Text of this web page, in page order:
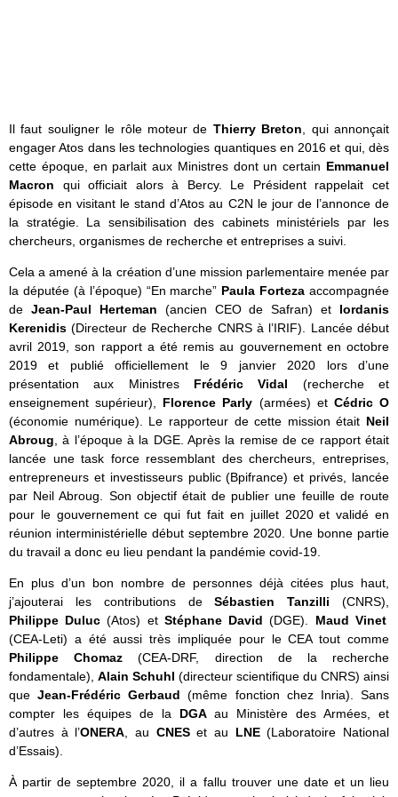
Il faut souligner le rôle moteur de Thierry Breton, qui annonçait
engager Atos dans les technologies quantiques en 2016 et qui, dès
cette époque, en parlait aux Ministres dont un certain Emmanuel
Macron qui officiait alors à Bercy. Le Président rappelait cet
épisode en visitant le stand d’Atos au C2N le jour de l’annonce de
la stratégie. La sensibilisation des cabinets ministériels par les
chercheurs, organismes de recherche et entreprises a suivi.
Cela a amené à la création d’une mission parlementaire menée par
la députée (à l’époque) “En marche” Paula Forteza accompagnée
de Jean-Paul Herteman (ancien CEO de Safran) et Iordanis
Kerenidis(Directeur de Recherche CNRS à l’IRIF). Lancée début
avril 2019, son rapport a été remis au gouvernement en octobre
2019 et publié officiellement le 9 janvier 2020 lors d’une
présentation aux Ministres Frédéric Vidal (recherche et
enseignement supérieur), Florence Parly (armées) et Cédric O
(économie numérique). Le rapporteur de cette mission était Neil
Abroug, à l’époque à la DGE. Après la remise de ce rapport était
lancée une task force ressemblant des chercheurs, entreprises,
entrepreneurs et investisseurs public (Bpifrance) et privés, lancée
par Neil Abroug. Son objectif était de publier une feuille de route
pour le gouvernement ce qui fut fait en juillet 2020 et validé en
réunion interministérielle début septembre 2020. Une bonne partie
du travail a donc eu lieu pendant la pandémie covid-19.
En plus d’un bon nombre de personnes déjà citées plus haut,
j’ajouterai les contributions deSébastien Tanzilli(CNRS),
Philippe Duluc (Atos) et Stéphane David(DGE). Maud Vinet
(CEA-Leti) a été aussi très impliquée pour le CEA tout comme
Philippe Chomaz(CEA-DRF, direction de la recherche
fondamentale), Alain Schuhl (directeur scientifique du CNRS) ainsi
queJean-Frédéric Gerbaud(même fonction chez Inria). Sans
compter les équipes de la DGA au Ministère des Armées, et
d’autres à l’ONERA, au CNESet au LNE(Laboratoire National
d’Essais).
À partir de septembre 2020, il a fallu trouver une date et un lieu